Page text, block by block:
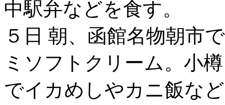
中駅弁などを食す。
５日 朝、函館名物朝市
ミソフトクリーム。小
でイカめしやカニ飯な